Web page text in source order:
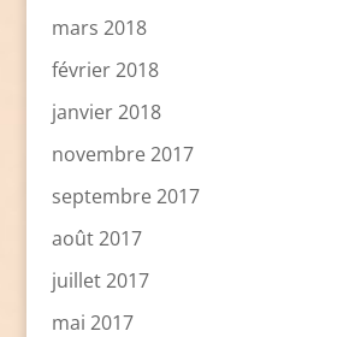
mars 2018
février 2018
janvier 2018
novembre 2017
septembre 2017
août 2017
juillet 2017
mai 2017